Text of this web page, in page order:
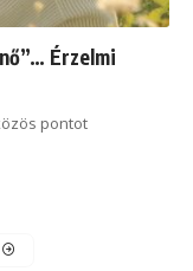
Érzelmi
pontot